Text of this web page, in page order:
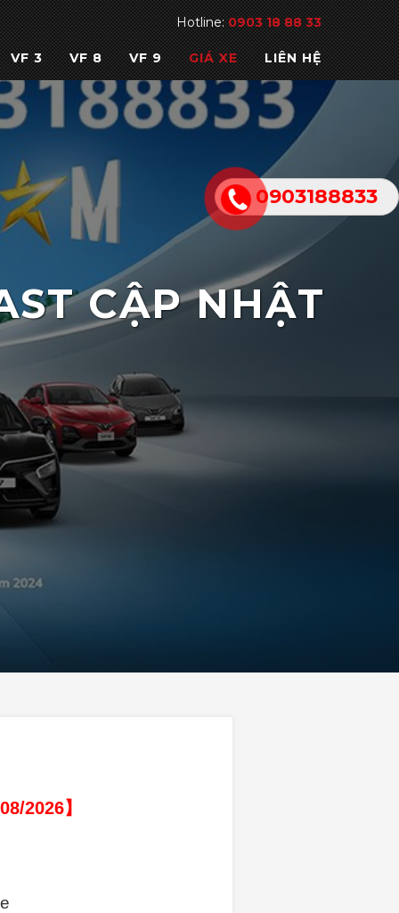
VF 3 VF 8 VF 9 GIÁ XE LIÊN HỆ
Hotline:0903 18 88 33
CẬP NHẬT
2026】
0903188833